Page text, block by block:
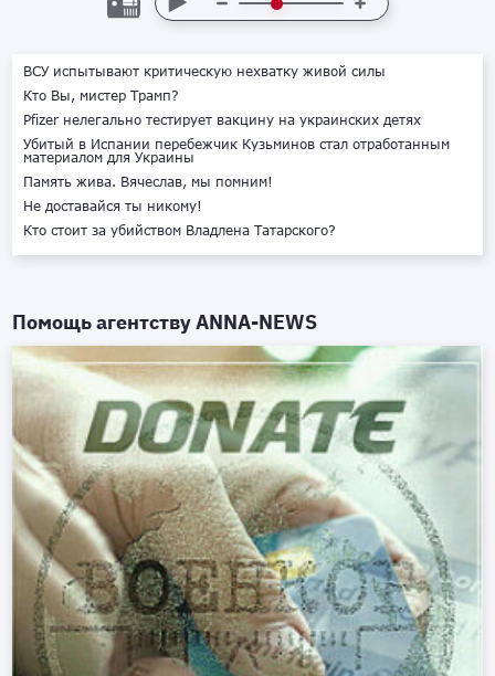
ВСУ испытывают критическую нехватку живой силы
Кто Вы, мистер Трамп?
Pfizer нелегально тестирует вакцину на украинских детях
Убитый в Испании перебежчик Кузьминов стал отработанным
материалом для Украины
Память жива. Вячеслав, мы помним!
Не доставайся ты никому!
Кто стоит за убийством Владлена Татарского?
Помощь агентствуANNA-NEWS